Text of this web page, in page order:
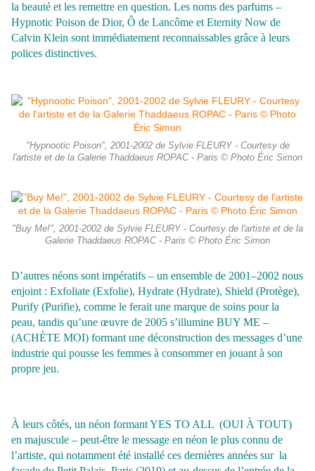
la beauté et les remettre en question. Les noms des parfums –
Hypnotic Poison de Dior, Ô de Lancôme et Eternity Now de
Calvin Klein sont immédiatement reconnaissables grâce à leurs
polices distinctives.
"Hypnootic Poison", 2001-2002 de Sylvie FLEURY - Courtesy de
l'artiste et de la Galerie Thaddaeus ROPAC - Paris © Photo Éric Simon
"Buy Me!", 2001-2002 de Sylvie FLEURY - Courtesy de l'artiste et de la
Galerie Thaddaeus ROPAC - Paris © Photo Éric Simon
D’autres néons sont impératifs – un ensemble de 2001–2002 nous
enjoint : Exfoliate (Exfolie), Hydrate (Hydrate), Shield (Protège),
Purify (Purifie), comme le ferait une marque de soins pour la
peau, tandis qu’une œuvre de 2005 s’illumine BUY ME –
(ACHÈTE MOI) formant une déconstruction des messages d’une
industrie qui pousse les femmes à consommer en jouant à son
propre jeu.
À leurs côtés, un néon formant YES TO ALL (OUI À TOUT)
en majuscule – peut-être le message en néon le plus connu de
l’artiste, qui notamment été installé ces dernières années sur la